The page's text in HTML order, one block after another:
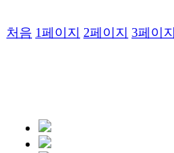
처음 1페이지 2페이지 3페이지